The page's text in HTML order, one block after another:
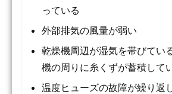
っている
外部排気の風量が弱い
乾燥機周辺が湿気を帯びてい
機の周りに糸くずが蓄積して
温度ヒューズの故障が繰り返